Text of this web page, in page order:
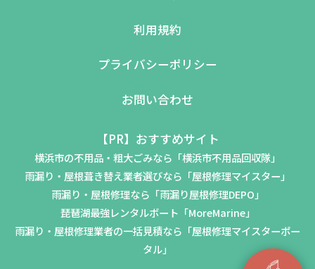
利用規約
プライバシーポリシー
お問い合わせ
【PR】おすすめサイト
横浜市の不用品・粗大ごみなら「横浜市不用品回収隊」
雨漏り・屋根葺き替え業者選びなら「屋根修理マイスター」
雨漏り・屋根修理なら「雨漏り屋根修理DEPO」
琵琶湖最強レンタルボート「MoreMarine」
雨漏り・屋根修理業者の一括見積なら「屋根修理マイスターポー
タル」